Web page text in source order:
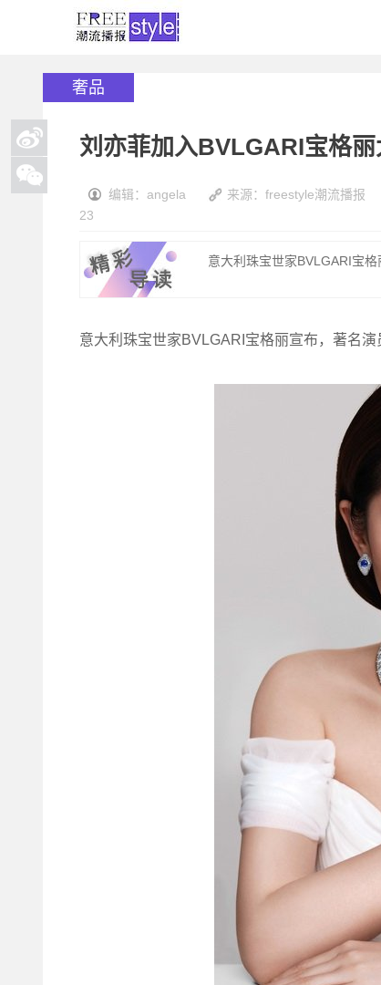
奢品
刘亦菲加入BVLGARI宝格
编辑：angela 来源：freestyle潮流播报
23
意大利珠宝世家BVLGARI宝
意大利珠宝世家BVLGARI宝格丽宣布，著名